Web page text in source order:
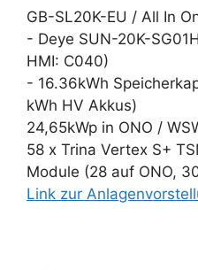
GB-SL20K-EU / All In
- Deye SUN-20K-
HMI: C040)
- 16.36kWh
kWh HV Akkus)
24,65kWp in ONO /
58 x Trina Vertex S+
Module (28 auf ONO,
Link zur